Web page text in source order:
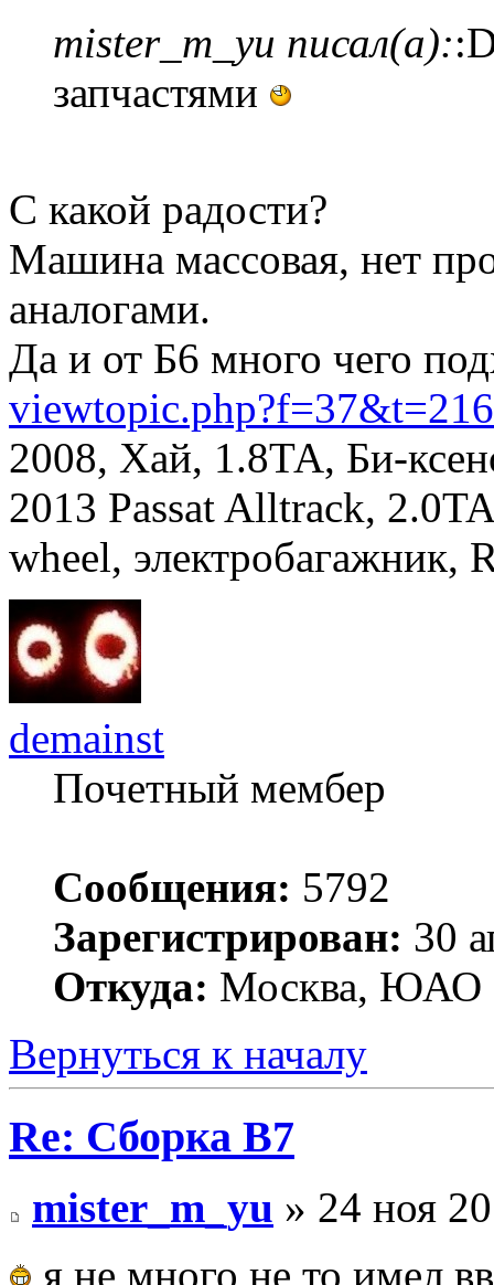
mister_m_yu писал(а):
запчастями
С какой радости?
Машина массовая, нет
аналогами.
Да и от Б6 много чего
2008, Хай, 1.8ТА, Би-
2013 Passat Alltrack,
wheel, электробагажник,
demainst
Почетный мембер
Сообщения: 5792
Зарегистрирован: 30
Откуда: Москва, ЮАО
Вернуться к началу
Re: Сборка B7
mister_m_yu » 24 ноя
я не много не то имел